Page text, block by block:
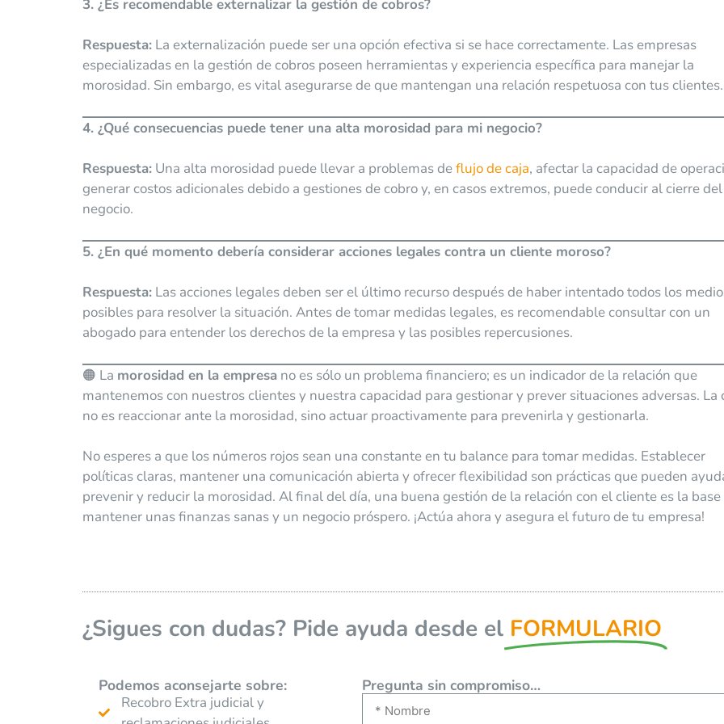
3. ¿Es recomendable externalizar la gestión de cobros?
Respuesta: La externalización puede ser una opción efectiva si se hace correctamente. Las empresas
especializadas en la gestión de cobros poseen herramientas y experiencia específica para manejar la
morosidad. Sin embargo, es vital asegurarse de que mantengan una relación respetuosa con tus clientes.
4. ¿Qué consecuencias puede tener una alta morosidad para mi negocio?
Respuesta: Una alta morosidad puede llevar a problemas deflujo de caja, afectar la capacidad de
generar costos adicionales debido a gestiones de cobro y, en casos extremos, puede conducir al cierre del
negocio.
5. ¿En qué momento debería considerar acciones legales contra un cliente moroso?
Respuesta: Las acciones legales deben ser el último recurso después de haber intentado todos los
posibles para resolver la situación. Antes de tomar medidas legales, es recomendable consultar con un
abogado para entender los derechos de la empresa y las posibles repercusiones.
🟠 La morosidad en la empresa no es sólo un problema financiero; es un indicador de la relación que
mantenemos con nuestros clientes y nuestra capacidad para gestionar y prever situaciones adversas. La
no es reaccionar ante la morosidad, sino actuar proactivamente para prevenirla y gestionarla.
No esperes a que los números rojos sean una constante en tu balance para tomar medidas. Establecer
políticas claras, mantener una comunicación abierta y ofrecer flexibilidad son prácticas que pueden
prevenir y reducir la morosidad. Al final del día, una buena gestión de la relación con el cliente es la base
mantener unas finanzas sanas y un negocio próspero. ¡Actúa ahora y asegura el futuro de tu empresa!
¿Sigues con dudas? Pide ayuda desde el FORMULARIO
Podemos aconsejarte sobre:
Recobro Extra judicial y
Pregunta sin compromiso…